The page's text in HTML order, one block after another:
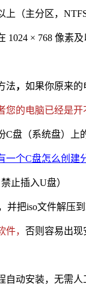
（主分区，NTFS
× 768 像素及
法， 如果你原来的
您的电脑已经是
（系统盘）上的
一个C盘怎么创建
禁止插入U盘）
把iso文件解压到
， 否则容易出现
安装，无需人